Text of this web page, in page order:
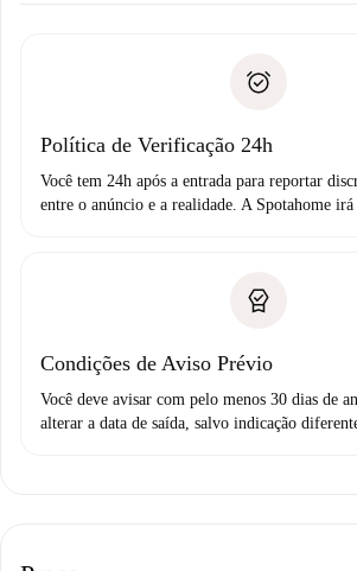
Débito direto bancário
não comunicar nenhum problema.
Política de Verificação 24h
Você tem 24h após a entrada para reportar
entre o anúncio e a realidade. A Spotahome irá
Condições de Aviso Prévio
Você deve avisar com pelo menos 30 dias de
alterar a data de saída, salvo indicação